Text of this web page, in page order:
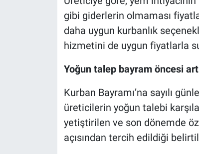
gibi giderlerin olmaması
daha uygun kurbanlık
hizmetini de uygun fiyatlarla
Yoğun talep bayram öncesi
Kurban Bayramı’na sayılı
üreticilerin yoğun talebi
yetiştirilen ve son dönemde
açısından tercih edildiği